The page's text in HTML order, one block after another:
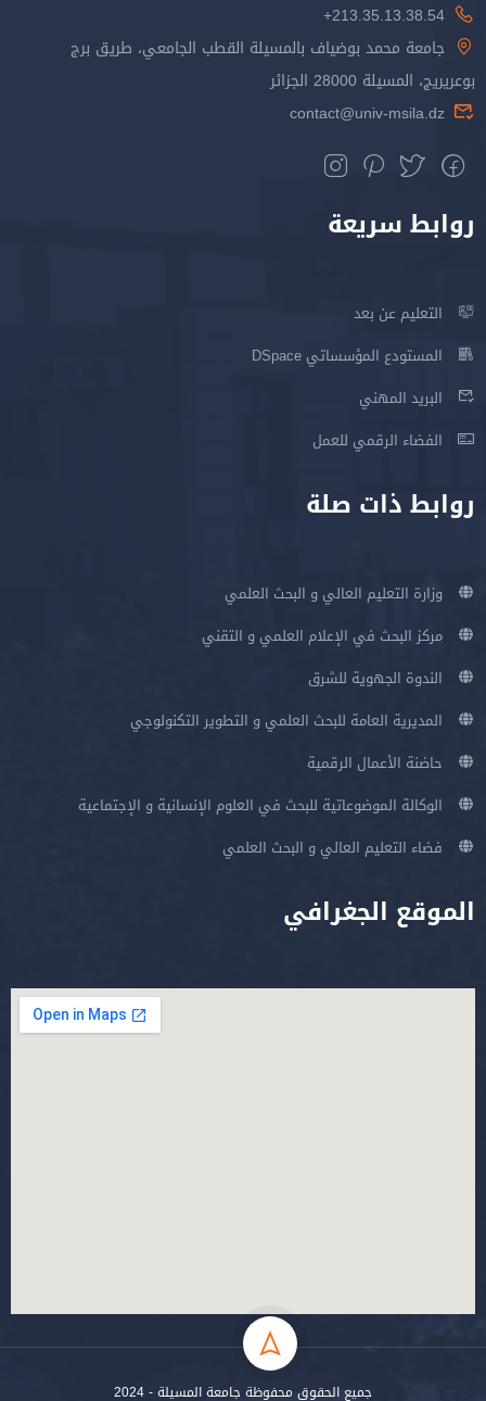
213.35.13.38.54+
جامعة محمد بوضياف بالمسيلة القطب الجامعي، طريق برج
بوعريريج، المسيلة 28000 الجزائر
contact@univ-msila.dz
روابط سريعة
التعليم عن بعد
المستودع المؤسساتي DSpace
البريد المهني
الفضاء الرقمي للعمل
روابط ذات صلة
وزارة التعليم العالي و البحث العلمي
مركز البحث في الإعلام العلمي و التقني
الندوة الجهوية للشرق
المديرية العامة للبحث العلمي و التطوير التكنولوجي
حاضنة الأعمال الرقمية
الوكالة الموضوعاتية للبحث في العلوم الإنسانية و الإجتماعية
فضاء التعليم العالي و البحث العلمي
الموقع الجغرافي
جميع الحقوق محفوظة جامعة المسيلة - 2024